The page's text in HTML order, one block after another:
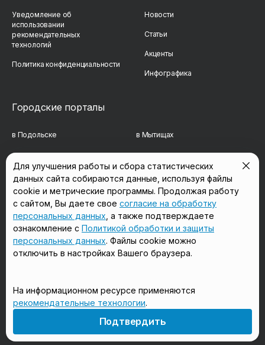
Уведомление об
использовании
рекомендательных
технологий
Политика конфиденциальности
Новости
Статьи
Акценты
Инфографика
Городские порталы
в Подольске в Мытищах
в Сергиевом Посаде в Люберцах
в Красногорске в Королёве
в Домодедово в Щёлково
18+
Мы в соцсетях
Для улучшения работы и сбора статистических
данных сайта собираются данные, используя файлы
cookie и метрические программы. Продолжая работу
с сайтом, Вы даете свое согласие на обработку
персональных данных , а также подтверждаете
ознакомление с Политикой обработки и защиты
персональных данных. Файлы cookie можно
отключить в настройках Вашего браузера.
На информационном ресурсе применяются
рекомендательные технологии.
Подтвердить